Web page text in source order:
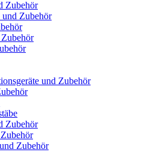
Zubehör
und Zubehör
und Zubehör
Zubehör
Zubehör